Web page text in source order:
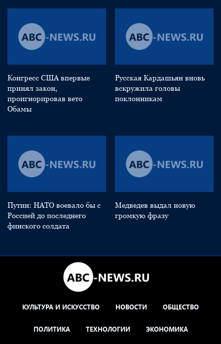
Конгресс США впервые
принял закон,
проигнорировав вето
Обамы
Русская Кардашьян вновь
вскружила головы
поклонникам
Путин: НАТО воевало бы с
Россией до последнего
финского солдата
Медведев выдал новую
громкую фразу
КУЛЬТУРА И ИСКУССТВО НОВОСТИ ОБЩЕСТВО
ПОЛИТИКА ТЕХНОЛОГИИ ЭКОНОМИКА